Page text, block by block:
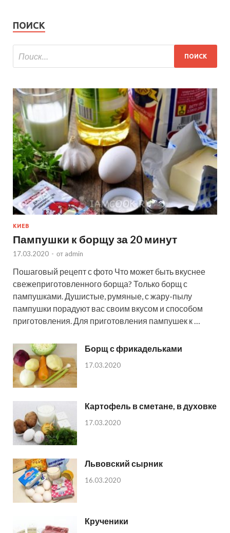
ПОИСК
КИЕВ
Пампушки к борщу за 20 минут
17.03.2020 - от admin
Пошаговый рецепт с фото Что может быть вкуснее
свежеприготовленного борща? Только борщ с
пампушками. Душистые, румяные, с жару-пылу
пампушки порадуют вас своим вкусом и способом
приготовления. Для приготовления пампушек к …
Борщ с фрикадельками
17.03.2020
Картофель в сметане, в духовке
17.03.2020
Львовский сырник
16.03.2020
Крученики